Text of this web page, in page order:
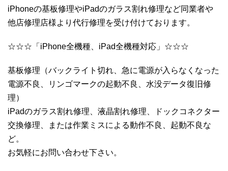
iPhoneの基板修理やiPadのガラス割れ修理など同業者や
他店修理店様より代行修理を受け付けております。
☆☆☆「iPhone全機種、iPad全機種対応」☆☆☆
基板修理（バックライト切れ、急に電源が入らなくなった
電源不良、リンゴマークの起動不良、水没データ復旧修
理）
iPadのガラス割れ修理、液晶割れ修理、ドックコネクター
交換修理、または作業ミスによる動作不良、起動不良な
ど。
お気軽にお問い合わせ下さい。